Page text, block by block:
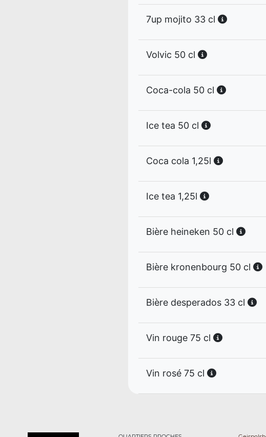
7up mojito 33 cl
Volvic 50 cl
Coca-cola 50 cl
Ice tea 50 cl
Coca cola 1,25l
Ice tea 1,25l
Bière heineken 50 cl
Bière kronenbourg 50 cl
Bière desperados 33 cl
Vin rouge 75 cl
Vin rosé 75 cl